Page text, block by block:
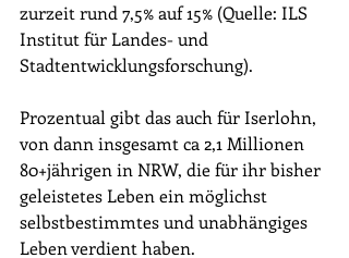
zurzeit rund 7,5% auf 15% (Quelle: ILS
Institut für Landes- und
Stadtentwicklungsforschung).
Prozentual gibt das auch für Iserlohn,
von dann insgesamt ca 2,1 Millionen
80+jährigen in NRW, die für ihr bisher
geleistetes Leben ein möglichst
selbstbestimmtes und unabhängiges
Leben verdient haben.